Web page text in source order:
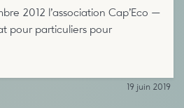
2012 l’association Cap’Eco —
pour particuliers pour
19 juin 2019